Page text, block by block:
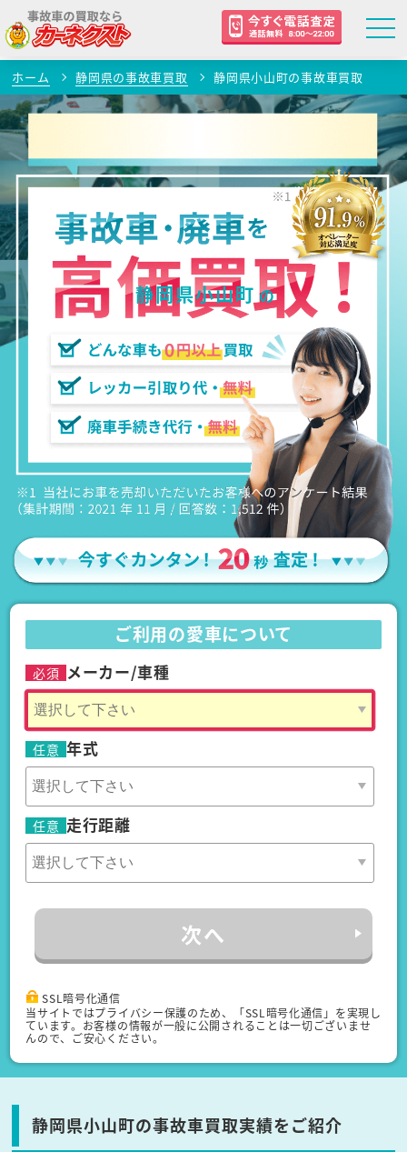
ホーム 静岡県の事故車買取 静岡県小山町の事故車買取
静岡県小山町 の
ご利用の愛車について
必須 メーカー/車種
任意 年式
任意 走行距離
次へ
SSL暗号化通信
当サイトではプライバシー保護のため、「SSL暗号化通信」を実現し
ています。お客様の情報が一般に公開されることは一切ございませ
んので、ご安心ください。
静岡県小山町の事故車買取実績をご紹介